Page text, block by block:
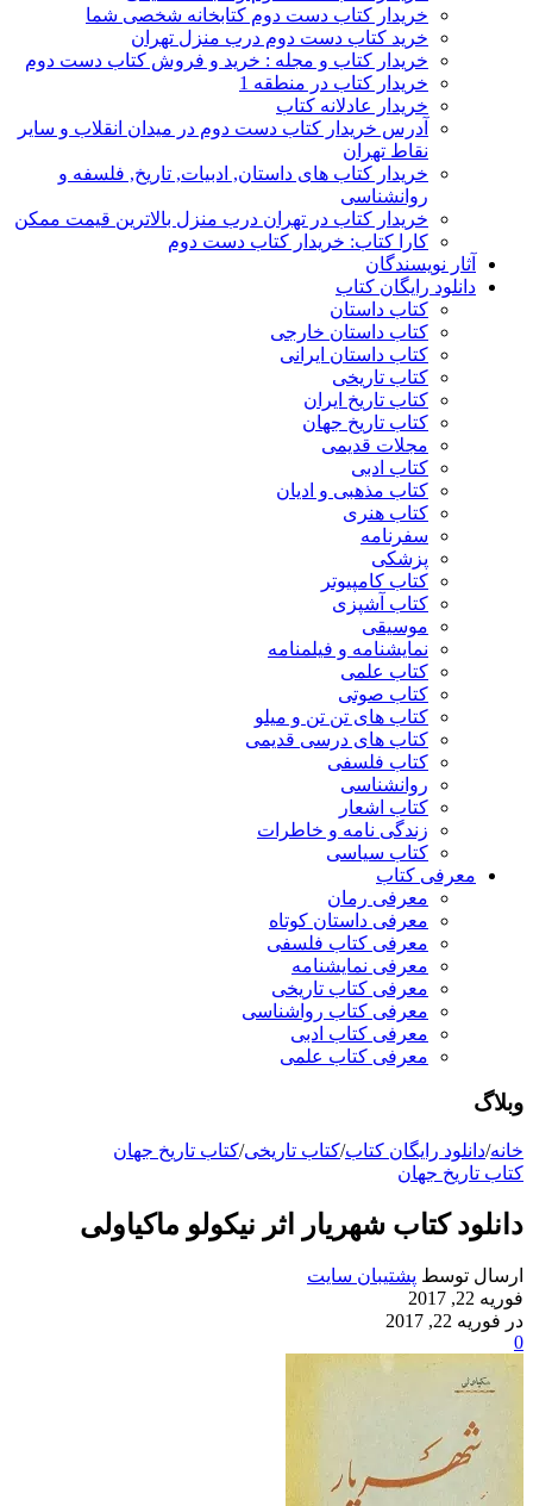
خریدار کتاب دست دوم کتابخانه شخصی شما
خرید کتاب دست دوم درب منزل تهران
خریدار کتاب و مجله : خرید و فروش کتاب دست دوم
خریدار کتاب در منطقه 1
خریدار عادلانه کتاب
آدرس خریدار کتاب دست دوم در میدان انقلاب و سایر
نقاط تهران
خریدار کتاب های داستان, ادبیات, تاریخ, فلسفه و
روانشناسی
خریدار کتاب در تهران درب منزل بالاترین قیمت ممکن
کارا کتاب: خریدار کتاب دست دوم
آثار نویسندگان
دانلود رایگان کتاب
کتاب داستان
کتاب داستان خارجی
کتاب داستان ایرانی
کتاب تاریخی
کتاب تاریخ ایران
کتاب تاریخ جهان
مجلات قدیمی
کتاب ادبی
کتاب مذهبی و ادیان
کتاب هنری
سفرنامه
پزشکی
کتاب کامپیوتر
کتاب آشپزی
موسیقی
نمایشنامه و فیلمنامه
کتاب علمی
کتاب صوتی
کتاب های تن تن و میلو
کتاب های درسی قدیمی
کتاب فلسفی
روانشناسی
کتاب اشعار
زندگی نامه و خاطرات
کتاب سیاسی
معرفی کتاب
معرفی رمان
معرفی داستان کوتاه
معرفی کتاب فلسفی
معرفی نمایشنامه
معرفی کتاب تاریخی
معرفی کتاب رواشناسی
معرفی کتاب ادبی
معرفی کتاب علمی
وبلاگ
خانه/دانلود رایگان کتاب/کتاب تاریخی/کتاب تاریخ جهان
کتاب تاریخ جهان
دانلود کتاب شهریار اثر نیکولو ماکیاولی
ارسال توسط پشتیبان سایت
فوریه 22, 2017
در فوریه 22, 2017
0